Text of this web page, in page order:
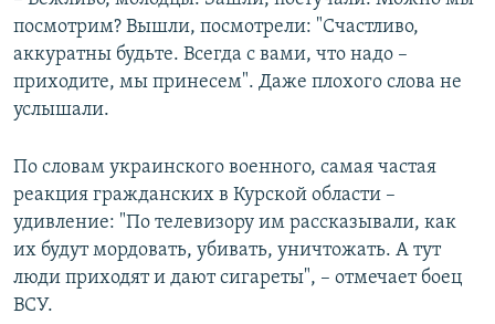
посмотрим? Вышли, посмотрели: "Счастливо,
аккуратны будьте. Всегда с вами, что надо –
приходите, мы принесем". Даже плохого слова не
услышали.
По словам украинского военного, самая частая
реакция гражданских в Курской области –
удивление: "По телевизору им рассказывали, как
их будут мордовать, убивать, уничтожать. А тут
люди приходят и дают сигареты", – отмечает боец
ВСУ.